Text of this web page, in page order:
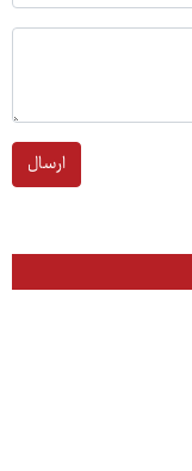
ارسال